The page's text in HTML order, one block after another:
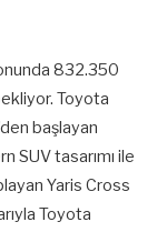
832.350
Toyota
başlayan
SUV tasarımı ile
Yaris Cross
Toyota